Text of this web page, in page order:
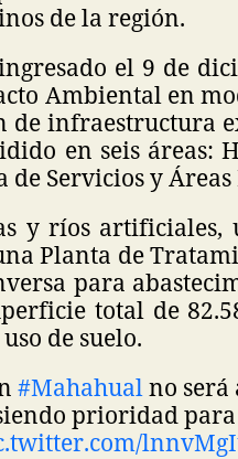
de la región.
el 9 de
Ambiental en
de infraestructura
en seis áreas:
de Servicios y
y ríos artificiales,
Planta de
para
total de
de suelo.
#Mahahualno será
prioridad